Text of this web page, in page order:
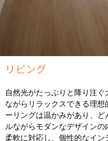
リビング
自然光がたっぷりと降り注
ながらリラックスできる理
ーリングは温かみがあり、
ルながらモダンなデザイン
柔軟に対応し、個性的なイ